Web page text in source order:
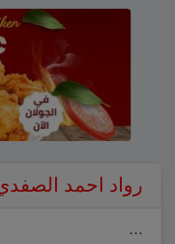
رواد احمد
…